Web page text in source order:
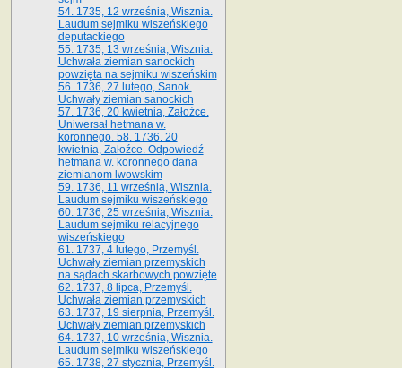
54. 1735, 12 września, Wisznia.
Laudum sejmiku wiszeńskiego
deputackiego
55. 1735, 13 września, Wisznia.
Uchwała ziemian sanockich
powzięta na sejmiku wiszeńskim
56. 1736, 27 lutego, Sanok.
Uchwały ziemian sanockich
57. 1736, 20 kwietnia, Załoźce.
Uniwersał hetmana w.
koronnego. 58. 1736. 20
kwietnia, Załoźce. Odpowiedź
hetmana w. koronnego dana
ziemianom lwowskim
59. 1736, 11 września, Wisznia.
Laudum sejmiku wiszeńskiego
60. 1736, 25 września, Wisznia.
Laudum sejmiku relacyjnego
wiszeńskiego
61. 1737, 4 lutego, Przemyśl.
Uchwały ziemian przemyskich
na sądach skarbowych powzięte
62. 1737, 8 lipca, Przemyśl.
Uchwała ziemian przemyskich
63. 1737, 19 sierpnia, Przemyśl.
Uchwały ziemian przemyskich
64. 1737, 10 września, Wisznia.
Laudum sejmiku wiszeńskiego
65. 1738, 27 stycznia, Przemyśl.